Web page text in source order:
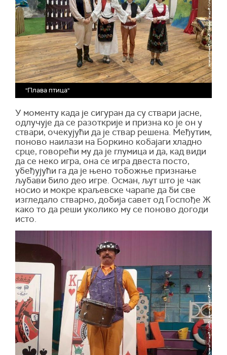
"Плава птица"
У моменту када је сигуран да су ствари јасне,
одлучује да се разоткрије и призна ко је он у
ствари, очекујући да је ствар решена. Међутим,
поново наилази на Боркино кобајаги хладно
срце, говорећи му да је глумица и да, кад види
да се неко игра, она се игра двеста посто,
убеђујући га да је њено тобожње признање
љубави било део игре. Осман, љут што је чак
носио и мокре краљевске чарапе да би све
изгледало стварно, добија савет од Госпође Ж
како то да реши уколико му се поново догоди
исто.